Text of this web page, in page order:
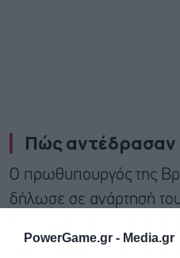
PowerGame.gr - Media.gr
Πώς αντέδρασαν
Ο πρωθυπουργός της
δήλωσε σε ανάρτησή
δικτύωσης ότι η
του κ. Τραμπ ήταν «ένα